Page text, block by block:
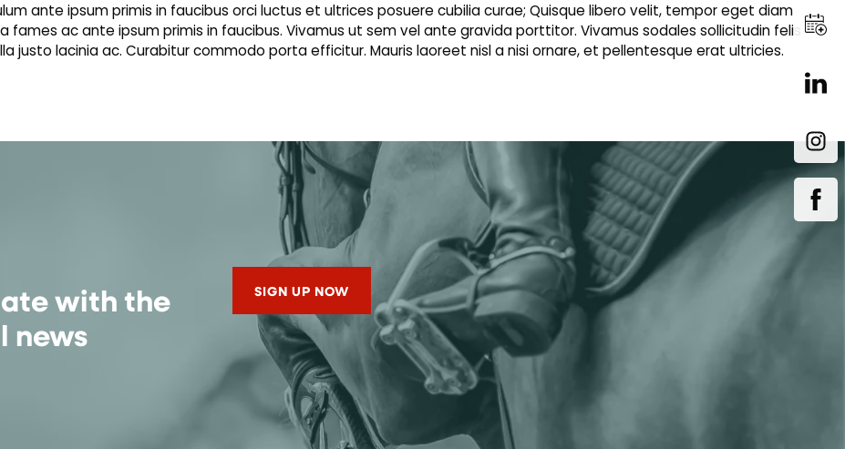
ante ipsum primis in faucibus orci luctus et ultrices posuere cubilia curae; Quisque libero velit, tempor eget diam
ac ante ipsum primis in faucibus. Vivamus ut sem vel ante gravida porttitor. Vivamus sodales sollicitudin felis
justo lacinia ac. Curabitur commodo porta efficitur. Mauris laoreet nisl a nisi ornare, et pellentesque erat ultricies.
with the
news
SIGN UP NOW